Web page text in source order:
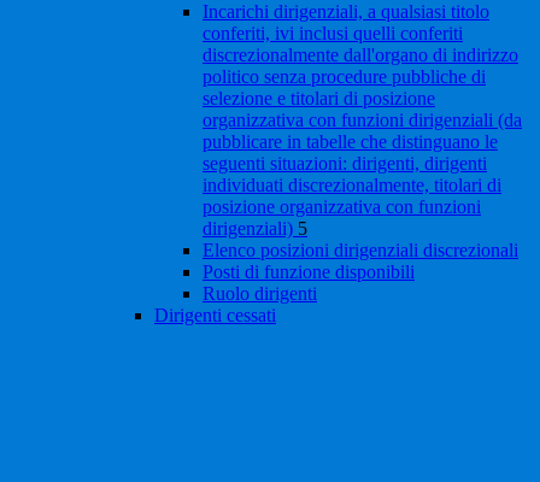
Incarichi dirigenziali, a qualsiasi titolo
conferiti, ivi inclusi quelli conferiti
discrezionalmente dall'organo di indirizzo
politico senza procedure pubbliche di
selezione e titolari di posizione
organizzativa con funzioni dirigenziali (da
pubblicare in tabelle che distinguano le
seguenti situazioni: dirigenti, dirigenti
individuati discrezionalmente, titolari di
posizione organizzativa con funzioni
dirigenziali) 5
Elenco posizioni dirigenziali discrezionali
Posti di funzione disponibili
Ruolo dirigenti
Dirigenti cessati